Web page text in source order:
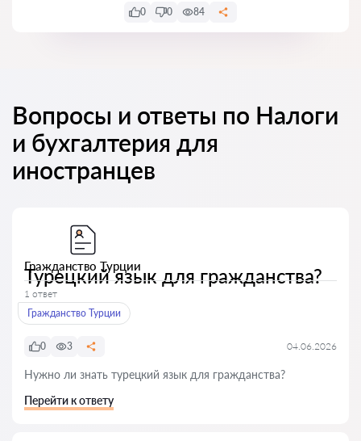
0 0 84
Вопросы и ответы по Налоги
и бухгалтерия для
иностранцев
Гражданство Турции
Турецкий язык для гражданства?
1 ответ
Гражданство Турции
0 3 04.06.2026
Нужно ли знать турецкий язык для гражданства?
Перейти к ответу